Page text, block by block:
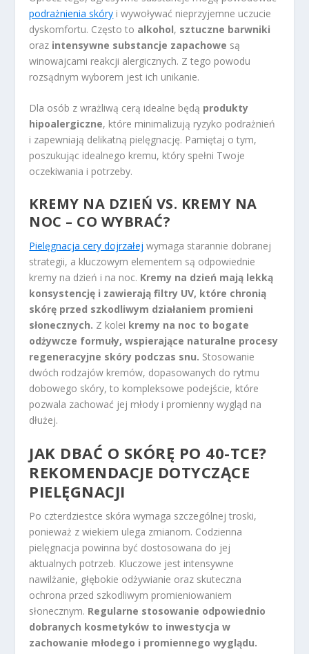
podrażnienia skóry i wywoływać nieprzyjemne uczucie
dyskomfortu. Często to alkohol, sztuczne barwniki
oraz intensywne substancje zapachowe są
winowajcami reakcji alergicznych. Z tego powodu
rozsądnym wyborem jest ich unikanie.
Dla osób z wrażliwą cerą idealne będą produkty
hipoalergiczne, które minimalizują ryzyko podrażnień
i zapewniają delikatną pielęgnację. Pamiętaj o tym,
poszukując idealnego kremu, który spełni Twoje
oczekiwania i potrzeby.
KREMY NA DZIEŃ VS. KREMY NA
NOC – CO WYBRAĆ?
Pielęgnacja cery dojrzałej wymaga starannie dobranej
strategii, a kluczowym elementem są odpowiednie
kremy na dzień i na noc. Kremy na dzień mają lekką
konsystencję i zawierają filtry UV, które chronią
skórę przed szkodliwym działaniem promieni
słonecznych. Z kolei kremy na noc to bogate
odżywcze formuły, wspierające naturalne procesy
regeneracyjne skóry podczas snu. Stosowanie
dwóch rodzajów kremów, dopasowanych do rytmu
dobowego skóry, to kompleksowe podejście, które
pozwala zachować jej młody i promienny wygląd na
dłużej.
JAK DBAĆ O SKÓRĘ PO 40-TCE?
REKOMENDACJE DOTYCZĄCE
PIELĘGNACJI
Po czterdziestce skóra wymaga szczególnej troski,
ponieważ z wiekiem ulega zmianom. Codzienna
pielęgnacja powinna być dostosowana do jej
aktualnych potrzeb. Kluczowe jest intensywne
nawilżanie, głębokie odżywianie oraz skuteczna
ochrona przed szkodliwym promieniowaniem
słonecznym. Regularne stosowanie odpowiednio
dobranych kosmetyków to inwestycja w
zachowanie młodego i promiennego wyglądu.